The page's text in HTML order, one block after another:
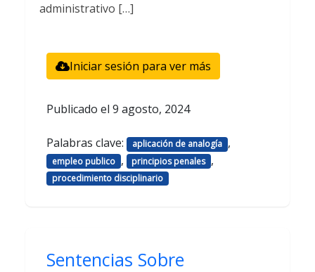
administrativo […]
Iniciar sesión para ver más
Publicado el 9 agosto, 2024
Palabras clave: aplicación de analogía ,
empleo publico , principios penales ,
procedimiento disciplinario
Sentencias Sobre